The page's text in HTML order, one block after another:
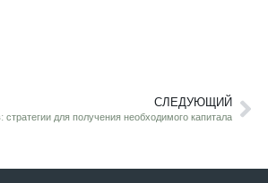
СЛЕДУЮЩИЙ
для получения необходимого капитала